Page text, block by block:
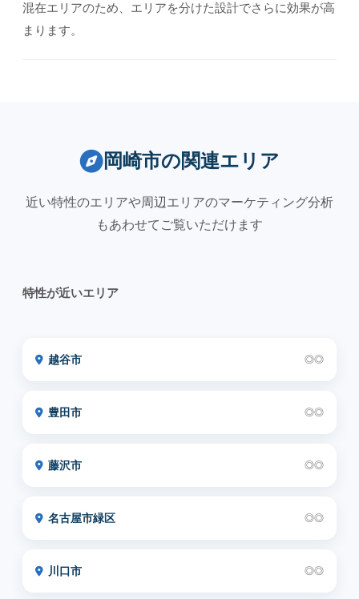
混在エリアのため、エリアを分けた設計でさらに効果が高
まります。
岡崎市の関連エリア
近い特性のエリアや周辺エリアのマーケティング分析
もあわせてご覧いただけます
特性が近いエリア
越谷市 ◎◎
豊田市 ◎◎
藤沢市 ◎◎
名古屋市緑区 ◎◎
川口市 ◎◎